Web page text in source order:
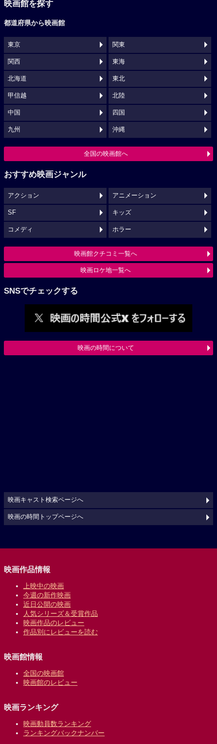
映画館を探す
都道府県から映画館
東京 関東
関西 東海
北海道 東北
甲信越 北陸
中国 四国
九州 沖縄
全国の映画館へ
おすすめ映画ジャンル
アクション アニメーション
SF キッズ
コメディ ホラー
映画館クチコミ一覧へ
映画ロケ地一覧へ
SNSでチェックする
映画の時間について
映画キャスト検索ページへ
映画の時間トップページへ
映画作品情報
上映中の映画
今週の新作映画
近日公開の映画
人気シリーズ＆受賞作品
映画作品のレビュー
作品別にレビューを読む
映画館情報
全国の映画館
映画館のレビュー
映画ランキング
映画動員数ランキング
ランキングバックナンバー